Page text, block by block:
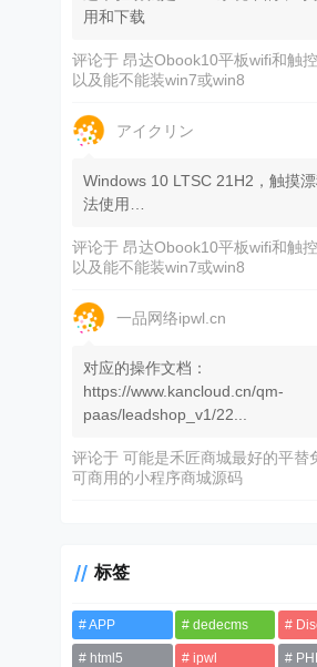
用和下载
评论于昂达Obook10平板wifi和触
以及能不能装win7或win8
アイクリン
Windows 10 LTSC 21H2，触摸
法使用…
评论于昂达Obook10平板wifi和触
以及能不能装win7或win8
一品网络ipwl.cn
对应的操作文档：
https://www.kancloud.cn/qm-
paas/leadshop_v1/22...
评论于可能是禾匠商城最好的平替
可商用的小程序商城源码
标签
APP dedecms
html5 ipwl